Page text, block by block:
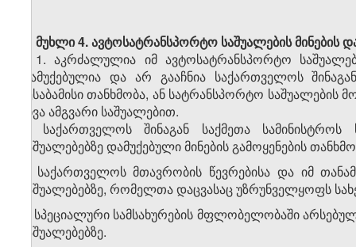
მუხლი 4. ავტოსატრანსპორტო საშუალების მინების
1. აკრძალულია იმ ავტოსატრანსპორტო
დამუქებულია და არ გააჩნია საქართველოს
შესაბამისი თანხმობა, ან სატრანსპორტო
სხვა ამგვარი საშუალებით.
2. საქართველოს შინაგან საქმეთა
საშუალებებზე დამუქებული მინების გამოყენების
ა) საქართველოს მთავრობის წევრებისა და იმ
საშუალებებზე, რომელთა დაცვასაც უზრუნველყოფს
ბ) სპეციალური სამსახურების მფლობელობაში
საშუალებებზე.